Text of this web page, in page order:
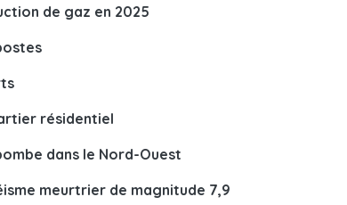
de gaz en 2025
résidentiel
dans le Nord-Ouest
meurtrier de magnitude 7,9